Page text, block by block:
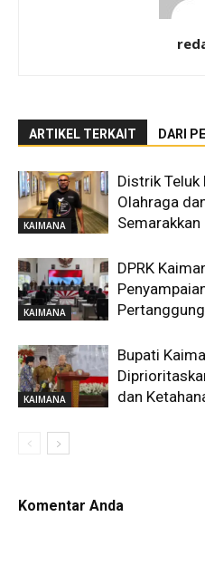
ARTIKEL TERKAIT DARI
KAIMANA
Distrik Teluk
Olahraga
Semarakkan
KAIMANA
DPRK
KAIMANA
Bupati
dan
Komentar Anda